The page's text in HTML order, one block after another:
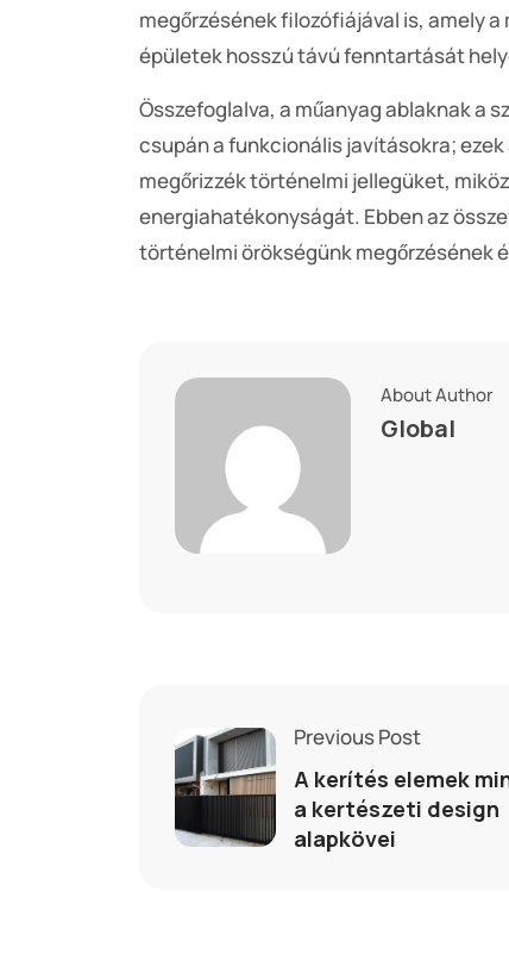
megőrzésének filozófiájával is, amely
épületek hosszú távú fenntartását
Összefoglalva, a műanyag ablaknak a
csupán a funkcionális javításokra;
megőrizzék történelmi jellegüket,
energiahatékonyságát. Ebben az
történelmi örökségünk megőrzésének
About Author
Global
Previous Post
A kerítés elemek
a kertészeti design
alapkövei